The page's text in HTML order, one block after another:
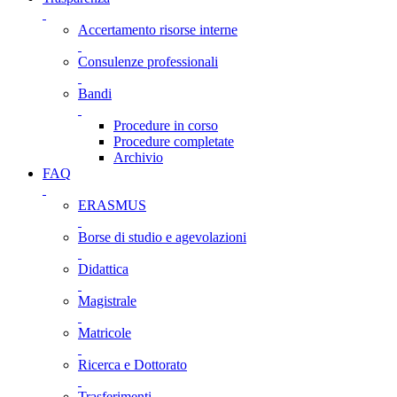
Accertamento risorse interne
Consulenze professionali
Bandi
Procedure in corso
Procedure completate
Archivio
FAQ
ERASMUS
Borse di studio e agevolazioni
Didattica
Magistrale
Matricole
Ricerca e Dottorato